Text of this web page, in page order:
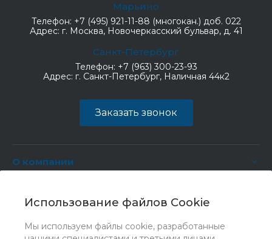
Использование файлов Cookie
Мы используем файлы cookie, разработанные
Марьино
Телефон: +7 (495) 921-11-88 (многокан.) доб. 022
Адрес: г. Москва, Новочеркасский бульвар, д. 41
Санкт-Петербург
Телефон: +7 (963) 300-23-93
Адрес: г. Санкт-Петербург, Наличная 44к2
Заказать звонок
О компании
Услуги